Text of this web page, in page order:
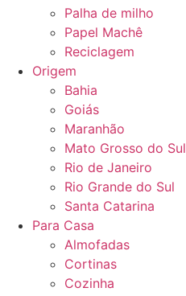
Palha de milho
Papel Machê
Reciclagem
Origem
Bahia
Goiás
Maranhão
Mato Grosso do Sul
Rio de Janeiro
Rio Grande do Sul
Santa Catarina
Para Casa
Almofadas
Cortinas
Cozinha